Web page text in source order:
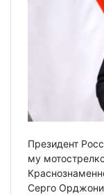
Президент
му
Серго